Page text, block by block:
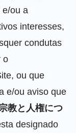
e/ou a
interesses,
condutas
o
ou que
e/ou aviso que
教と人権につ
designado